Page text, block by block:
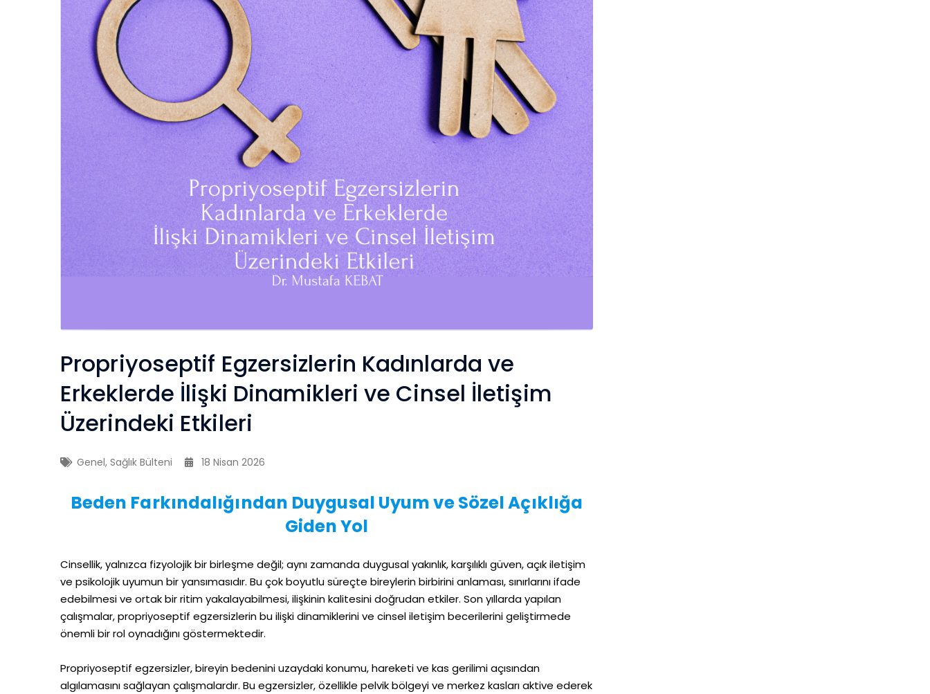
Propriyoseptif Egzersizlerin Kadınlarda ve
Erkeklerde İlişki Dinamikleri ve Cinsel İletişim
Üzerindeki Etkileri
Genel, Sağlık Bülteni 18 Nisan 2026
Beden Farkındalığından Duygusal Uyum ve Sözel Açıklığa
Giden Yol
Cinsellik, yalnızca fizyolojik bir birleşme değil; aynı zamanda duygusal yakınlık, karşılıklı güven, açık iletişim
ve psikolojik uyumun bir yansımasıdır. Bu çok boyutlu süreçte bireylerin birbirini anlaması, sınırlarını ifade
edebilmesi ve ortak bir ritim yakalayabilmesi, ilişkinin kalitesini doğrudan etkiler. Son yıllarda yapılan
çalışmalar, propriyoseptif egzersizlerin bu ilişki dinamiklerini ve cinsel iletişim becerilerini geliştirmede
önemli bir rol oynadığını göstermektedir.
Propriyoseptif egzersizler, bireyin bedenini uzaydaki konumu, hareketi ve kas gerilimi açısından
algılamasını sağlayan çalışmalardır. Bu egzersizler, özellikle pelvik bölgeyi ve merkez kasları aktive ederek